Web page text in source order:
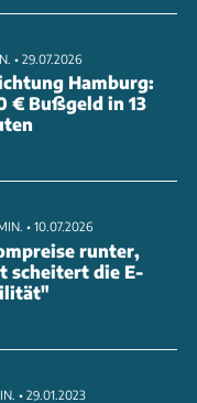
die neuen
Crossing Tests
Ansprüche an
18
15 Modelle
ANZEIGE
• 29.07.2026
Hamburg:
€ Bußgeld in 13
• 10.07.2026
runter,
scheitert die E-
• 29.01.2023